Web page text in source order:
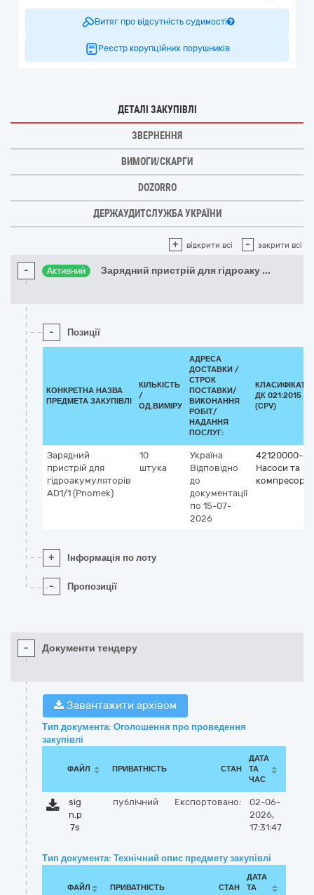
Витяг про відсутність судимості
Реєстр корупційних порушників
ДЕТАЛІ ЗАКУПІВЛІ
ЗВЕРНЕННЯ
ВИМОГИ/СКАРГИ
DOZORRO
ДЕРЖАУДИТСЛУЖБА УКРАЇНИ
+ відкрити всі - закрити всі
- Активний Зарядний пристрій для гідроаку ...
- Позиції
КОНКРЕТНА НАЗВА
ПРЕДМЕТА ЗАКУПІВЛІ
КІЛЬКІСТЬ
/
ОД.ВИМІРУ
АДРЕСА
ДОСТАВКИ /
СТРОК
ПОСТАВКИ/
ВИКОНАННЯ
РОБІТ/
НАДАННЯ
ПОСЛУГ:
ДК 021:2015
(CPV)
Зарядний
пристрій для
гідроакумуляторів
AD1/1 (Pnomek)
10
штука
Україна
Відповідно
до
документації
по 15-07-
2026
42120000-6
Насоси та
компресори
+ Інформація по лоту
- Пропозиції
- Документи тендеру
Завантажити архівом
Тип документа: Оголошення про проведення
закупівлі
ФАЙЛ ПРИВАТНІСТЬ СТАН
ДАТА
ТА
ЧАС
sig
n.p
7s
публічний Експортовано:
02-06-
2026,
17:31:47
Тип документа: Технічний опис предмету закупівлі
ФАЙЛ ПРИВАТНІСТЬ СТАН
ДАТА
ТА